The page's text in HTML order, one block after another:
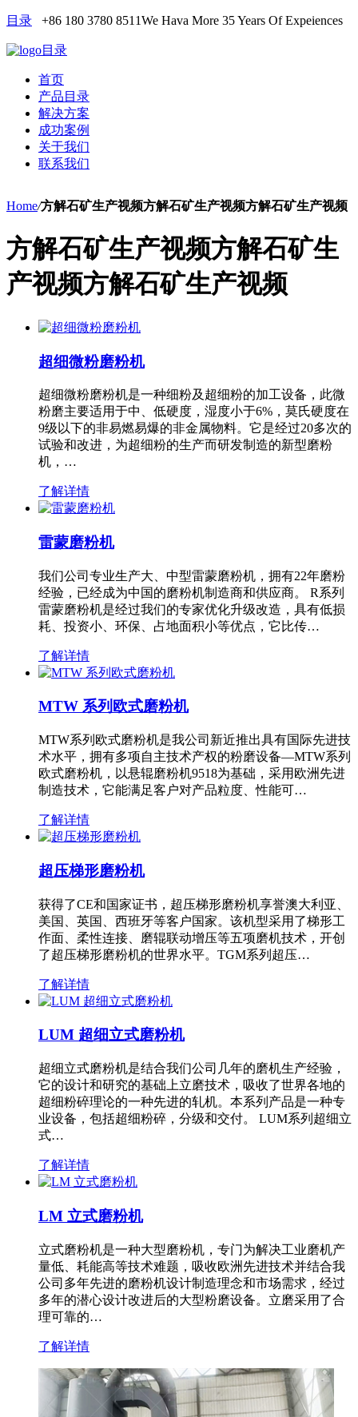
目录 +86 180 3780 8511We Hava More 35 Years Of Expeiences
目录
首页
产品目录
解决方案
成功案例
关于我们
联系我们
Home/方解石矿生产视频方解石矿生产视频方解石矿生产视频
方解石矿生产视频方解石矿生
产视频方解石矿生产视频
超细微粉磨粉机
超细微粉磨粉机是一种细粉及超细粉的加工设备，此微
粉磨主要适用于中、低硬度，湿度小于6%，莫氏硬度在
9级以下的非易燃易爆的非金属物料。它是经过20多次的
试验和改进，为超细粉的生产而研发制造的新型磨粉
机，…
了解详情
雷蒙磨粉机
我们公司专业生产大、中型雷蒙磨粉机，拥有22年磨粉
经验，已经成为中国的磨粉机制造商和供应商。 R系列
雷蒙磨粉机是经过我们的专家优化升级改造，具有低损
耗、投资小、环保、占地面积小等优点，它比传…
了解详情
MTW 系列欧式磨粉机
MTW系列欧式磨粉机是我公司新近推出具有国际先进技
术水平，拥有多项自主技术产权的粉磨设备—MTW系列
欧式磨粉机，以悬辊磨粉机9518为基础，采用欧洲先进
制造技术，它能满足客户对产品粒度、性能可…
了解详情
超压梯形磨粉机
获得了CE和国家证书，超压梯形磨粉机享誉澳大利亚、
美国、英国、西班牙等客户国家。该机型采用了梯形工
作面、柔性连接、磨辊联动增压等五项磨机技术，开创
了超压梯形磨粉机的世界水平。TGM系列超压…
了解详情
LUM 超细立式磨粉机
超细立式磨粉机是结合我们公司几年的磨机生产经验，
它的设计和研究的基础上立磨技术，吸收了世界各地的
超细粉碎理论的一种先进的轧机。本系列产品是一种专
业设备，包括超细粉碎，分级和交付。 LUM系列超细立
式…
了解详情
LM 立式磨粉机
立式磨粉机是一种大型磨粉机，专门为解决工业磨机产
量低、耗能高等技术难题，吸收欧洲先进技术并结合我
公司多年先进的磨粉机设计制造理念和市场需求，经过
多年的潜心设计改进后的大型粉磨设备。立磨采用了合
理可靠的…
了解详情